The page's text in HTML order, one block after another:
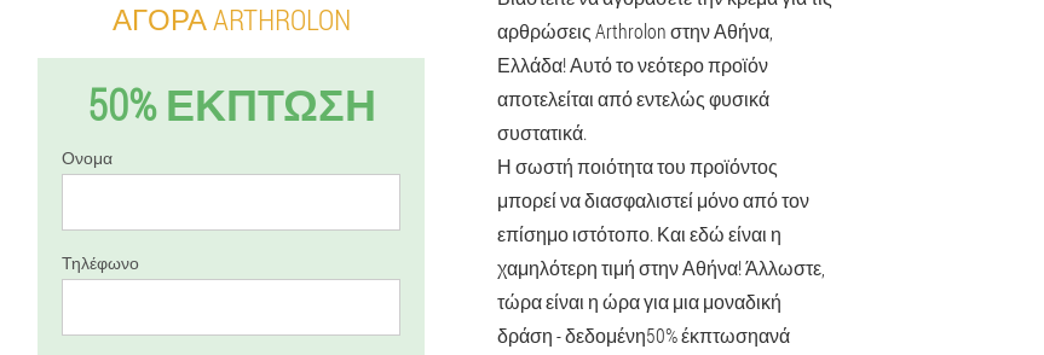
ΑΓΟΡΆ ARTHROLON
50% ΕΚΠΤΩΣΗ
Ονομα
Τηλέφωνο
αρθρώσεις Arthrolon στην Αθήνα,
Ελλάδα! Αυτό το νεότερο προϊόν
αποτελείται από εντελώς φυσικά
συστατικά.
Η σωστή ποιότητα του προϊόντος
μπορεί να διασφαλιστεί μόνο από τον
επίσημο ιστότοπο. Και εδώ είναι η
χαμηλότερη τιμή στην Αθήνα! Άλλωστε,
τώρα είναι η ώρα για μια μοναδική
δράση - δεδομένη50% έκπτωσηανά